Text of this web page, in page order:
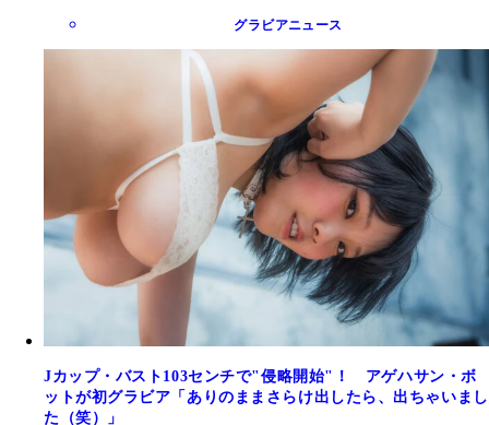
グラビアニュース
Jカップ・バスト103センチで"侵略開始"！ アゲハサン・ボ
ットが初グラビア「ありのままさらけ出したら、出ちゃいまし
た（笑）」